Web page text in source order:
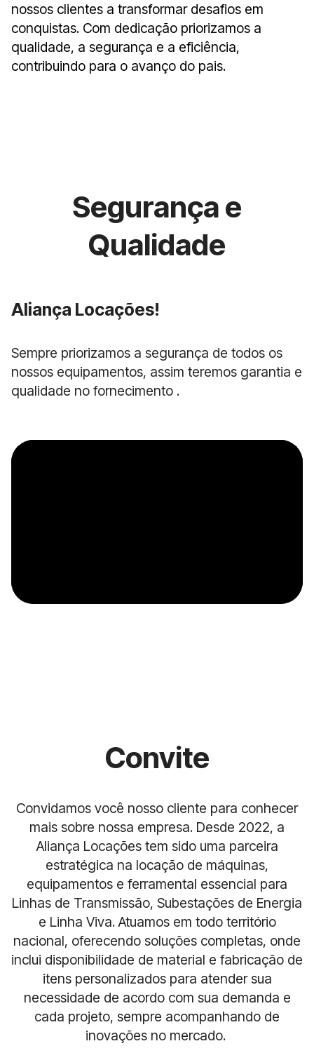
nossos clientes a transformar desafios em
conquistas. Com dedicação priorizamos a
qualidade, a segurança e a eficiência,
contribuindo para o avanço do pais.
Segurança e
Qualidade
Aliança Locações!
Sempre priorizamos a segurança de todos os
nossos equipamentos, assim teremos garantia e
qualidade no fornecimento .
Convite
Convidamos você nosso cliente para conhecer
mais sobre nossa empresa. Desde 2022, a
Aliança Locações tem sido uma parceira
estratégica na locação de máquinas,
equipamentos e ferramental essencial para
Linhas de Transmissão, Subestações de Energia
e Linha Viva. Atuamos em todo território
nacional, oferecendo soluções completas, onde
inclui disponibilidade de material e fabricação de
itens personalizados para atender sua
necessidade de acordo com sua demanda e
cada projeto, sempre acompanhando de
inovações no mercado.